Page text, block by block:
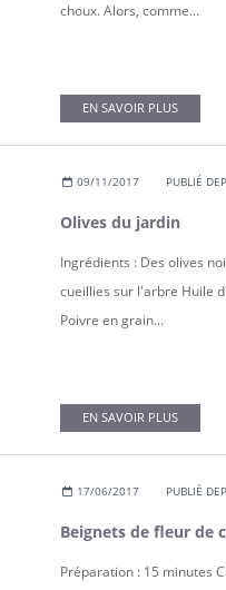
choux. Alors, comme...
EN SAVOIR PLUS
09/11/2017 PUBLIÉ
Olives du jardin
Ingrédients : Des olives
cueillies sur l'arbre Huile
Poivre en grain...
EN SAVOIR PLUS
17/06/2017 PUBLIÉ
Beignets de fleur de
Préparation : 15 minutes